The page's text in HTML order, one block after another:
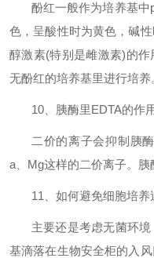
酚红一般作为培养基中
色，呈酸性时为黄色，碱
醇激素(特别是雌激素)的作
无酚红的培养基里进行培养
10 、胰酶里EDTA的作
二价的离子会抑制胰
a
Mg这样的二价离子。胰
11 、如何避免细胞培
主要还是考虑无菌环
基滴落在生物安全柜的入